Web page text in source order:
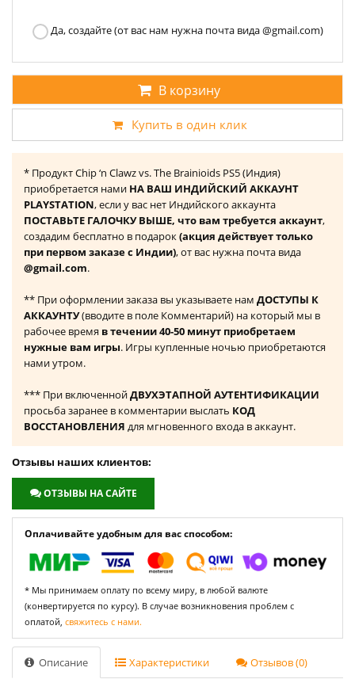
Да, создайте (от вас нам нужна почта вида @gmail.com)
В корзину
Купить в один клик
* Продукт Chip ‘n Clawz vs. The Brainioids PS5 (Индия)
приобретается нами НА ВАШ ИНДИЙСКИЙ АККАУНТ
PLAYSTATION, если у вас нет Индийского аккаунта
ПОСТАВЬТЕ ГАЛОЧКУ ВЫШЕ, что вам требуется аккаунт,
создадим бесплатно в подарок(акция действует только
при первом заказе с Индии), от вас нужна почта вида
@gmail.com.
** При оформлении заказа вы указываете нам ДОСТУПЫ К
АККАУНТУ(вводите в поле Комментарий) на который мы в
рабочее время в течении 40-50 минут приобретаем
нужные вам игры. Игры купленные ночью приобретаются
нами утром.
*** При включеннойДВУХЭТАПНОЙ АУТЕНТИФИКАЦИИ
просьба заранее в комментарии выслать КОД
ВОССТАНОВЛЕНИЯ для мгновенного входа в аккаунт.
Отзывы наших клиентов:
ОТЗЫВЫ НА САЙТЕ
Оплачивайте удобным для вас способом:
* Мы принимаем оплату по всему миру, в любой валюте
(конвертируется по курсу). В случае возникновения проблем с
оплатой, свяжитесь с нами.
Описание Характеристики Отзывов (0)